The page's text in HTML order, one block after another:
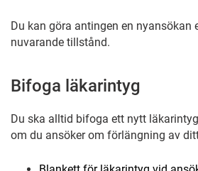
Du kan göra antingen en nyansökan
nuvarande tillstånd.
Bifoga läkarintyg
Du ska alltid bifoga ett nytt
om du ansöker om förlängning av